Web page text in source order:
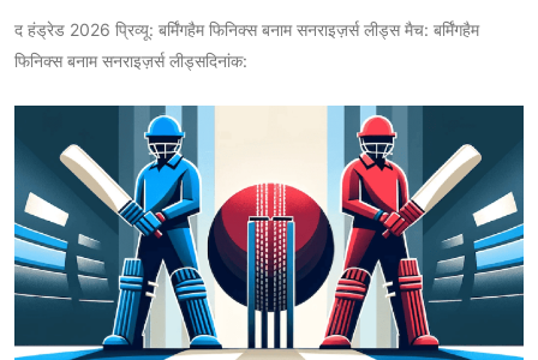
द हंड्रेड 2026 प्रिव्यू: बर्मिंगहैम फिनिक्स बनाम सनराइज़र्स लीड्स मैच: बर्मिंगहैम
फिनिक्स बनाम सनराइज़र्स लीड्सदिनांक: